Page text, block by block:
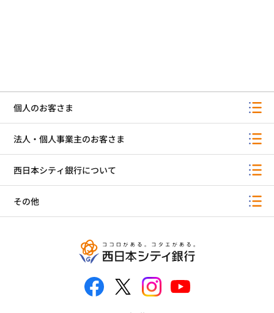
個人のお客さま
法人・個人事業主のお客さま
西日本シティ銀行について
その他